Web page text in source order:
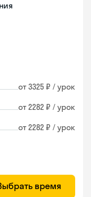
от 3325 ₽ / урок
от 2282 ₽ / урок
от 2282 ₽ / урок
время